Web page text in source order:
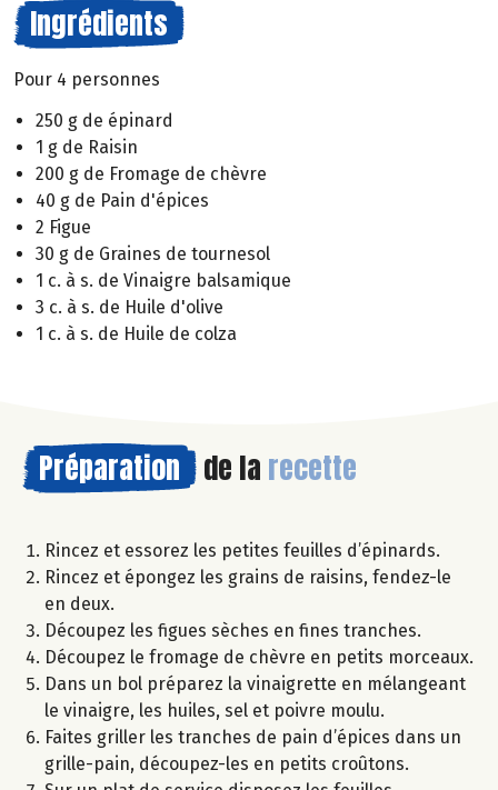
Ingrédients
Pour 4 personnes
250 g de épinard
1 g de Raisin
200 g de Fromage de chèvre
40 g de Pain d'épices
2 Figue
30 g de Graines de tournesol
1 c. à s. de Vinaigre balsamique
3 c. à s. de Huile d'olive
1 c. à s. de Huile de colza
Préparation de la recette
Rincez et essorez les petites feuilles d’épinards.
Rincez et épongez les grains de raisins, fendez-le
en deux.
Découpez les figues sèches en fines tranches.
Découpez le fromage de chèvre en petits morceaux.
Dans un bol préparez la vinaigrette en mélangeant
le vinaigre, les huiles, sel et poivre moulu.
Faites griller les tranches de pain d’épices dans un
grille-pain, découpez-les en petits croûtons.